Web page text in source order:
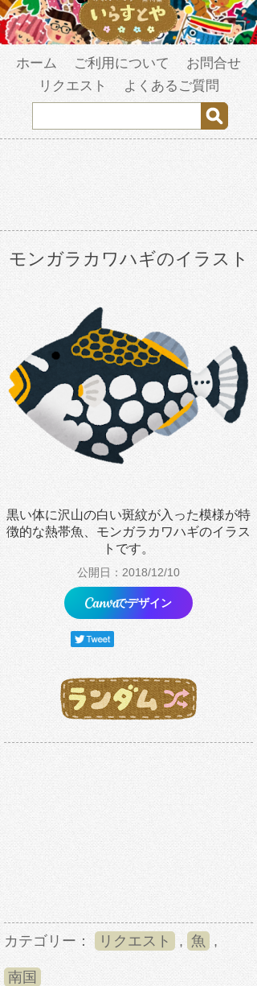
ホーム ご利用について
お問合せ
リクエスト
よくあるご質問
モンガラカワハギのイラスト
黒い体に沢山の白い斑紋が入った模様が特
徴的な熱帯魚、モンガラカワハギのイラス
トです。
公開日：2018/12/10
でデザイン
カテゴリー： リクエスト , 魚 ,
南国